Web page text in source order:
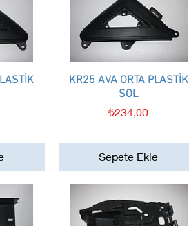
Hızlı Bakış
KR25 AVA ORTA PLASTİK
SOL
Fiyat
₺234,00
Sepete Ekle